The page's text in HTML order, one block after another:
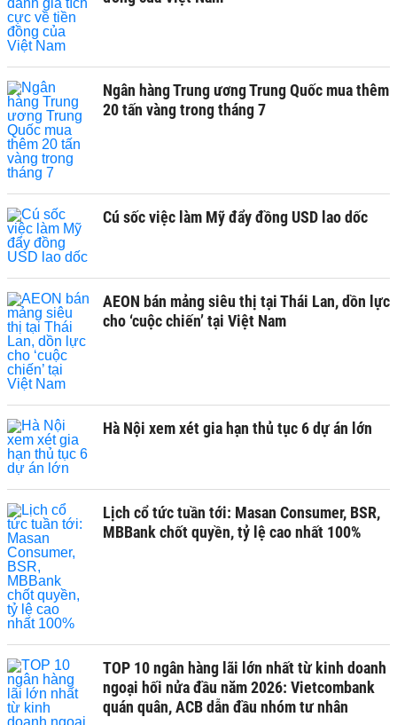
Ngân hàng Trung ương Trung Quốc mua thêm
20 tấn vàng trong tháng 7
Cú sốc việc làm Mỹ đẩy đồng USD lao dốc
AEON bán mảng siêu thị tại Thái Lan, dồn lực
cho ‘cuộc chiến’ tại Việt Nam
Hà Nội xem xét gia hạn thủ tục 6 dự án lớn
Lịch cổ tức tuần tới: Masan Consumer, BSR,
MBBank chốt quyền, tỷ lệ cao nhất 100%
TOP 10 ngân hàng lãi lớn nhất từ kinh doanh
ngoại hối nửa đầu năm 2026: Vietcombank
quán quân, ACB dẫn đầu nhóm tư nhân